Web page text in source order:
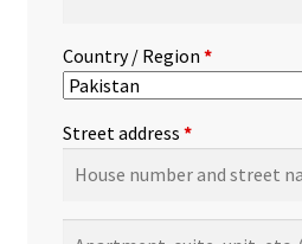
Country / Region *
Street address *